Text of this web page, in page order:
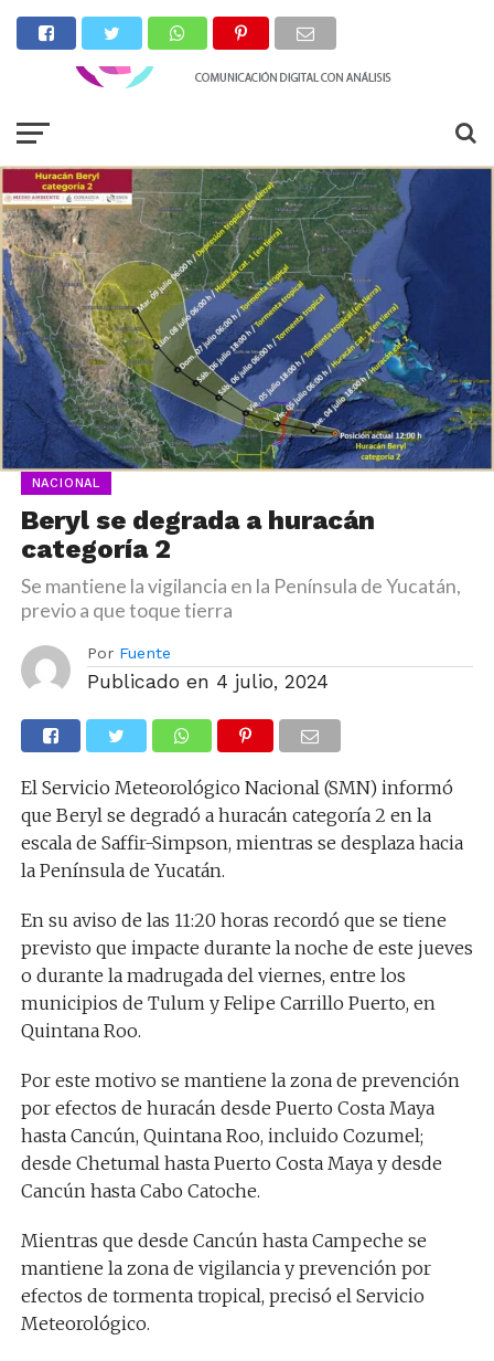
NACIONAL
Beryl se degrada a huracán
categoría 2
Se mantiene la vigilancia en la Península de Yucatán,
previo a que toque tierra
Por Fuente
Publicado en 4 julio, 2024
El Servicio Meteorológico Nacional (SMN) informó
que Beryl se degradó a huracán categoría 2 en la
escala de Saffir-Simpson, mientras se desplaza hacia
la Península de Yucatán.
En su aviso de las 11:20 horas recordó que se tiene
previsto que impacte durante la noche de este jueves
o durante la madrugada del viernes, entre los
municipios de Tulum y Felipe Carrillo Puerto, en
Quintana Roo.
Por este motivo se mantiene la zona de prevención
por efectos de huracán desde Puerto Costa Maya
hasta Cancún, Quintana Roo, incluido Cozumel;
desde Chetumal hasta Puerto Costa Maya y desde
Cancún hasta Cabo Catoche.
Mientras que desde Cancún hasta Campeche se
mantiene la zona de vigilancia y prevención por
efectos de tormenta tropical, precisó el Servicio
Meteorológico.